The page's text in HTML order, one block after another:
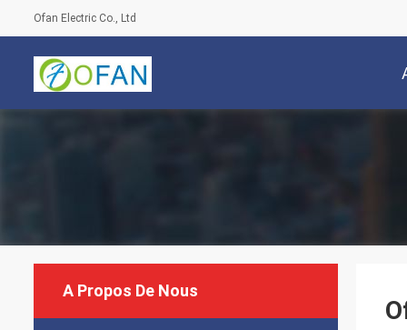
Ofan Electric Co., Ltd
A Propos De Nous